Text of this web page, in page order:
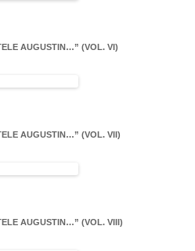
AUGUSTIN…” (VOL. VI)
AUGUSTIN…” (VOL. VII)
AUGUSTIN…” (VOL. VIII)